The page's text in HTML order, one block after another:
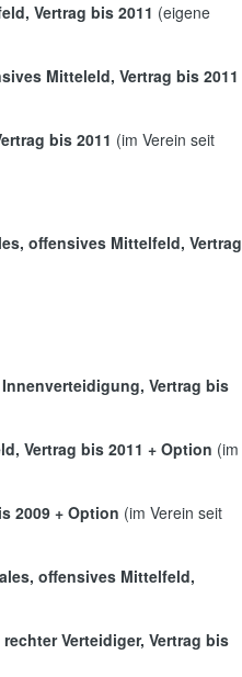
Vertrag bis 2011 (eigene
Mitteleld, Vertrag bis 2011
bis 2011 (im Verein seit
offensives Mittelfeld, Vertrag
Vertrag bis
Vertrag bis 2011 + Option (im
2009 + Option (im Verein seit
offensives Mittelfeld,
Verteidiger, Vertrag bis